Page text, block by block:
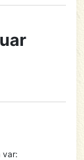
var: